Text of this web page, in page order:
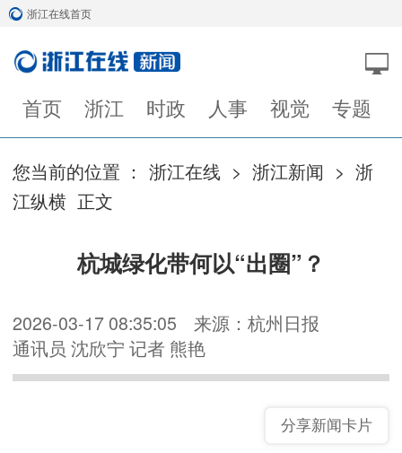
浙江在线首页
首页 浙江 时政 人事 视觉 专题
您当前的位置 ： 浙江在线 > 浙江新闻 > 浙
江纵横 正文
杭城绿化带何以“出圈”？
2026-03-17 08:35:05
来源：杭州日报
通讯员 沈欣宁 记者 熊艳
分享新闻卡片